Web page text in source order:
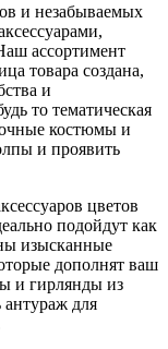
и незабываемых
ассортимент
товара создана,
и
то тематическая
костюмы и
и проявить
цветов
подойдут как
изысканные
дополнят ваш
и гирлянды из
антураж для